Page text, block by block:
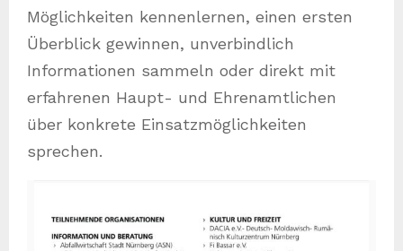
Möglichkeiten kennenlernen, einen ersten
Überblick gewinnen, unverbindlich
Informationen sammeln oder direkt mit
erfahrenen Haupt- und Ehrenamtlichen
über konkrete Einsatzmöglichkeiten
sprechen.